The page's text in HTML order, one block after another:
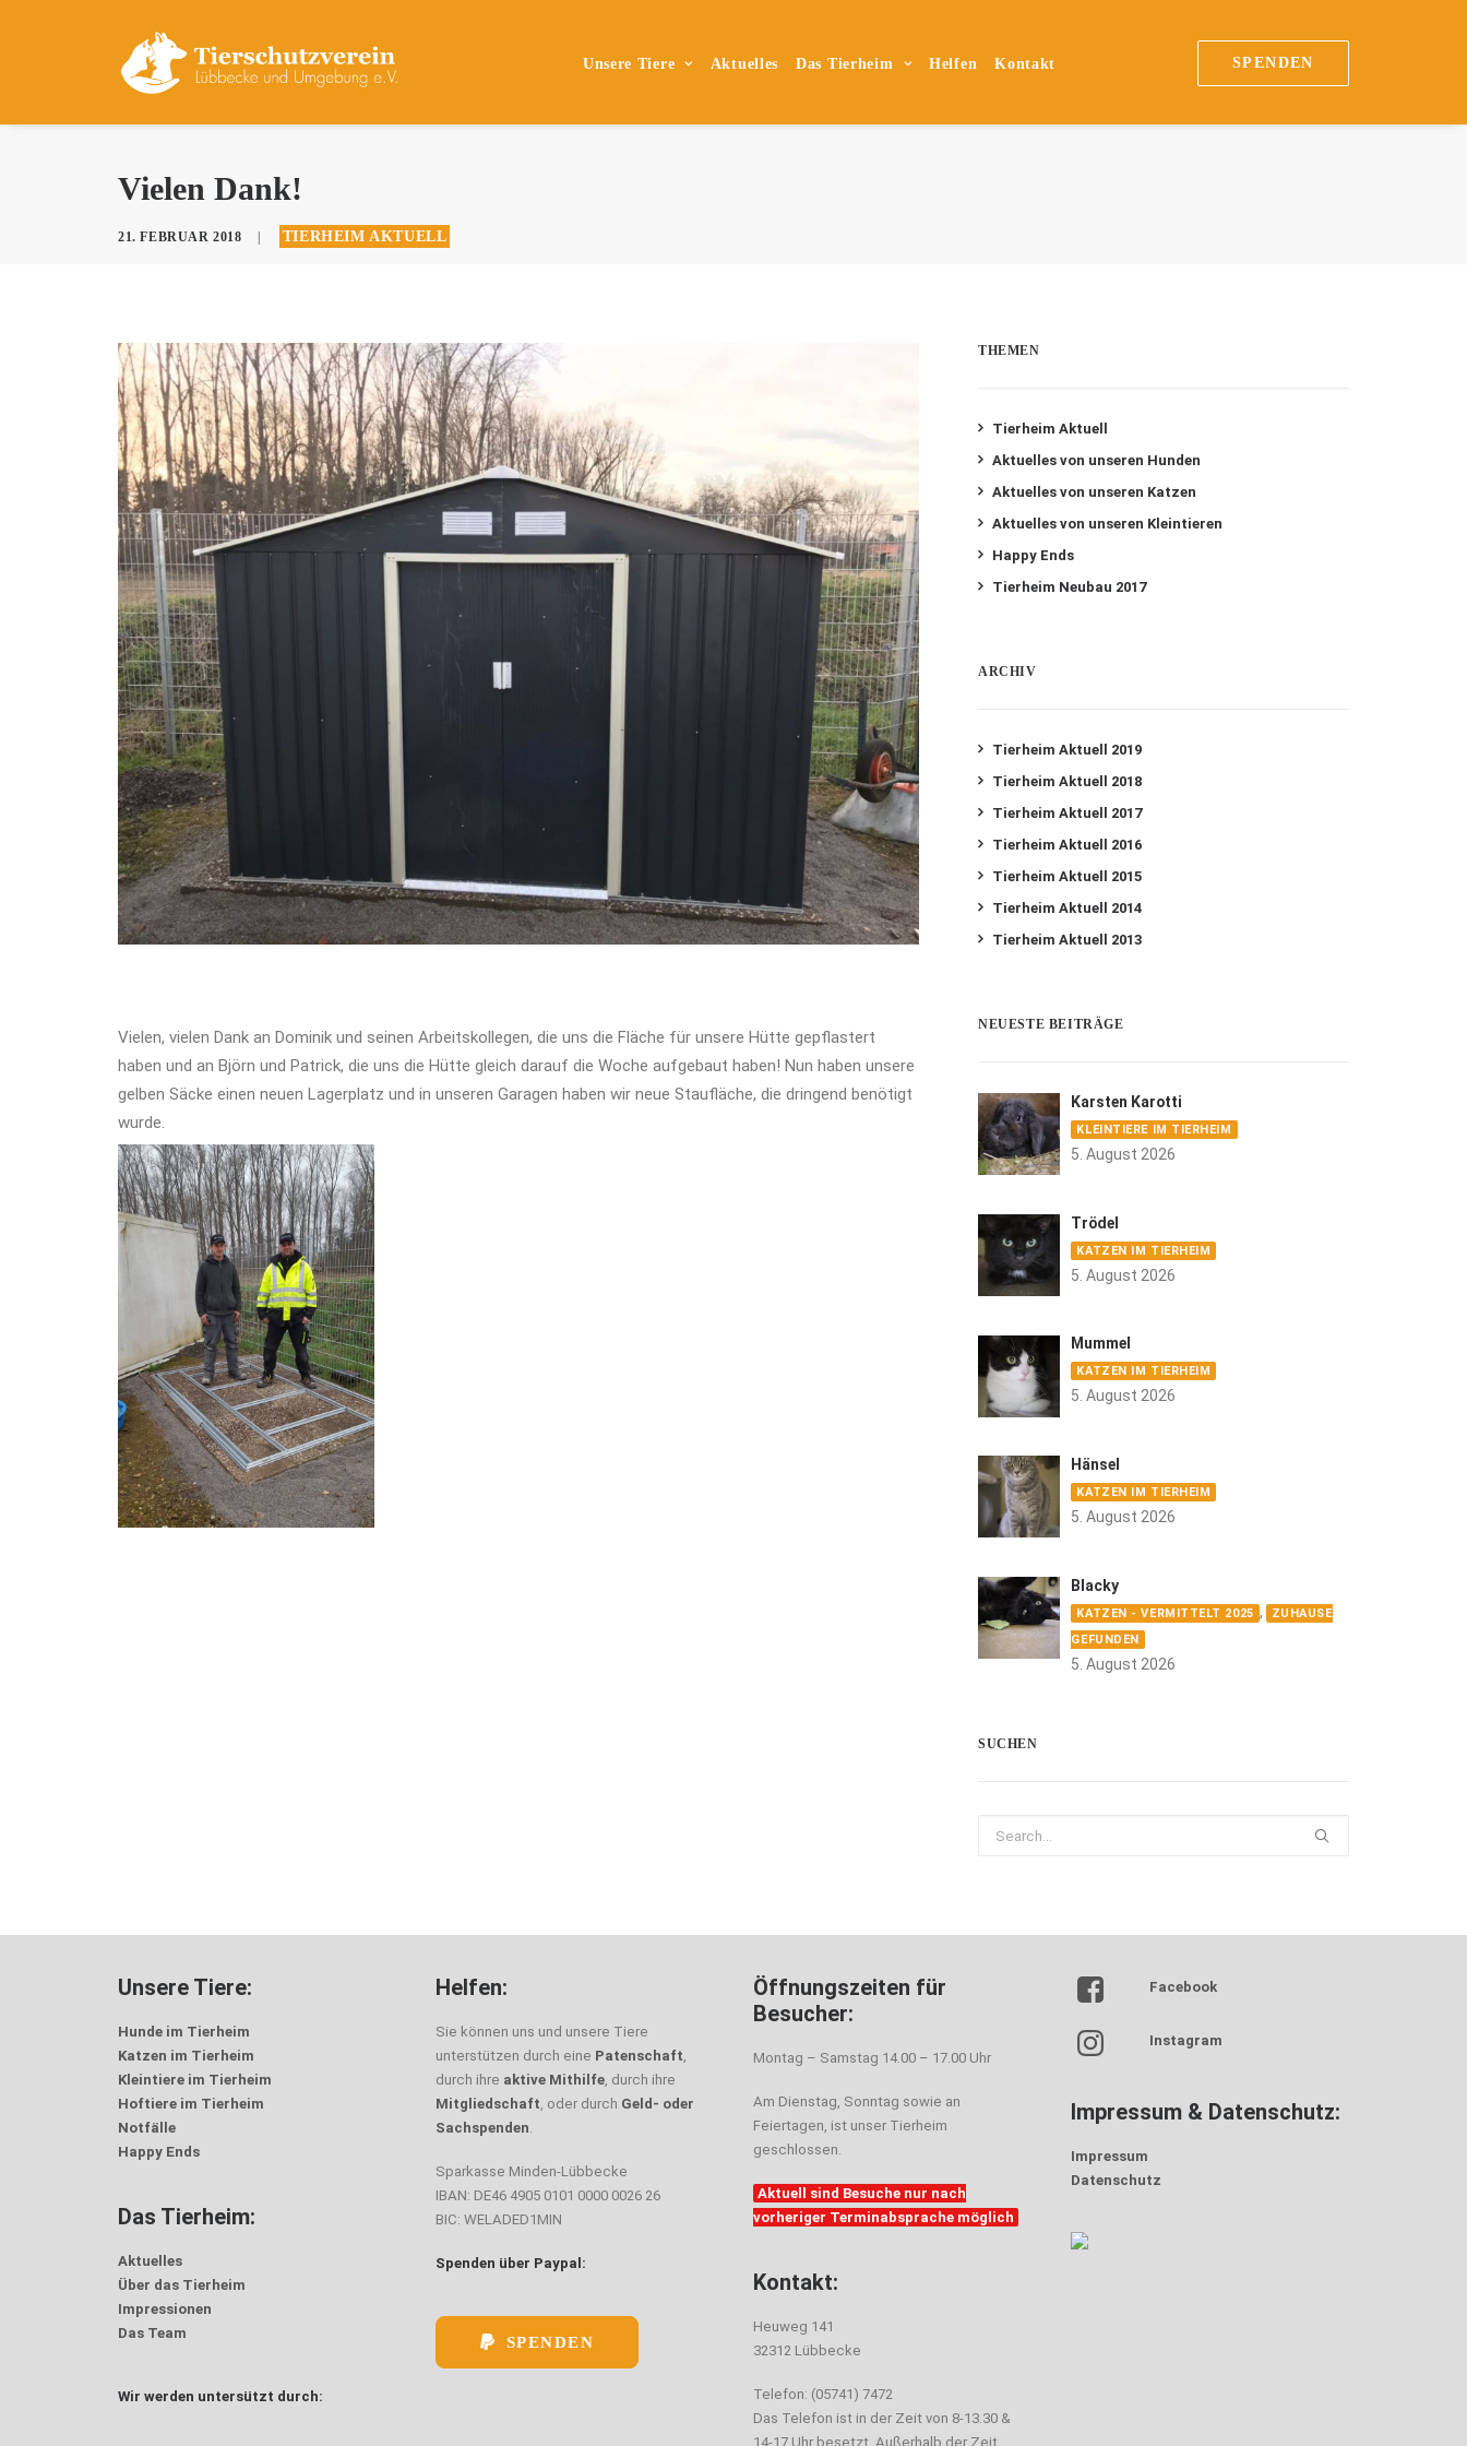
Unsere Tiere Aktuelles Das Tierheim Helfen Kontakt SPENDEN
Vielen Dank!
21. FEBRUAR 2018 TIERHEIM AKTUELL
Vielen, vielen Dank an Dominik und seinen Arbeitskollegen, die uns die Fläche für unsere Hütte gepflastert
haben und an Björn und Patrick, die uns die Hütte gleich darauf die Woche aufgebaut haben! Nun haben unsere
gelben Säcke einen neuen Lagerplatz und in unseren Garagen haben wir neue Staufläche, die dringend benötigt
wurde.
THEMEN
Tierheim Aktuell
Aktuelles von unseren Hunden
Aktuelles von unseren Katzen
Aktuelles von unseren Kleintieren
Happy Ends
Tierheim Neubau 2017
ARCHIV
Tierheim Aktuell 2019
Tierheim Aktuell 2018
Tierheim Aktuell 2017
Tierheim Aktuell 2016
Tierheim Aktuell 2015
Tierheim Aktuell 2014
Tierheim Aktuell 2013
NEUESTE BEITRÄGE
Karsten Karotti
KLEINTIERE IM TIERHEIM
5. August 2026
Trödel
KATZEN IM TIERHEIM
5. August 2026
Mummel
KATZEN IM TIERHEIM
5. August 2026
Hänsel
KATZEN IM TIERHEIM
5. August 2026
Blacky
KATZEN - VERMITTELT 2025 ,
ZUHAUSE
GEFUNDEN
5. August 2026
SUCHEN
Unsere Tiere:
Hunde im Tierheim
Katzen im Tierheim
Kleintiere im Tierheim
Hoftiere im Tierheim
Notfälle
Happy Ends
Das Tierheim:
Aktuelles
Über das Tierheim
Impressionen
Das Team
Wir werden untersützt durch:
Helfen:
Sie können uns und unsere Tiere
unterstützen durch eine Patenschaft,
durch ihre aktive Mithilfe, durch ihre
Mitgliedschaft, oder durch Geld- oder
Sachspenden.
Sparkasse Minden-Lübbecke
IBAN: DE46 4905 0101 0000 0026 26
BIC: WELADED1MIN
Spenden über Paypal:
SPENDEN
Öffnungszeiten für
Besucher:
Montag – Samstag 14.00 – 17.00 Uhr
Am Dienstag, Sonntag sowie an
Feiertagen, ist unser Tierheim
geschlossen.
Aktuell sind Besuche nur nach
vorheriger Terminabsprache möglich
Kontakt:
Heuweg 141
32312 Lübbecke
Telefon: (05741) 7472
Das Telefon ist in der Zeit von 8-13.30 &
14-17 Uhr besetzt. Außerhalb der Zeit
Facebook
Instagram
Impressum & Datenschutz:
Impressum
Datenschutz